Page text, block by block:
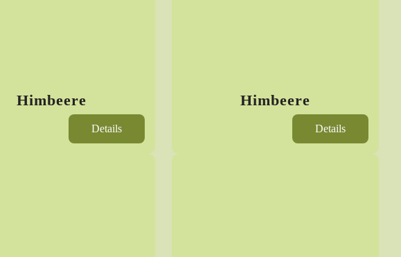
Himbeere
Details
Himbeere
Details